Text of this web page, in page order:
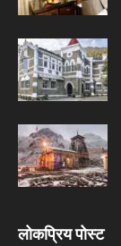
लोकप्रिय पोस्ट